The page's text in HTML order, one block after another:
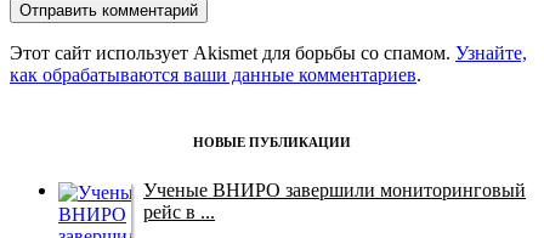
Этот сайт использует Akismet для борьбы со спамом. Узнайте,
как обрабатываются ваши данные комментариев.
НОВЫЕ ПУБЛИКАЦИИ
Ученые ВНИРО завершили мониторинговый
рейс в ...